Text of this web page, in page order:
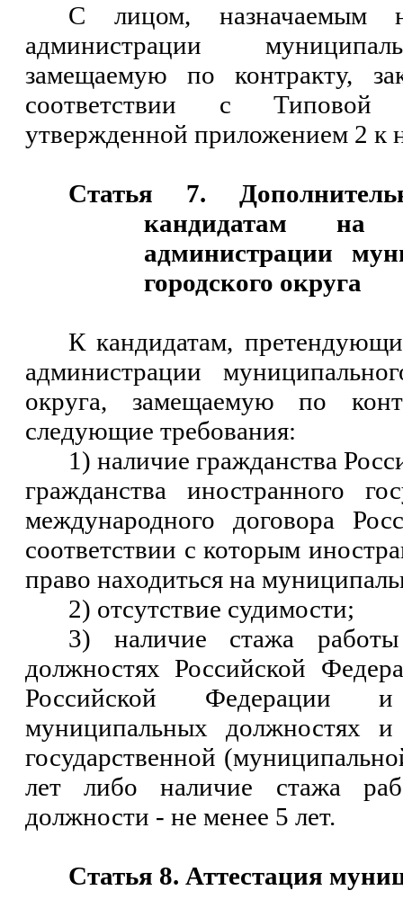
С лицом, назначаемым
администрации
замещаемую по контракту,
соответствии с Типовой
утвержденной приложением 2 к
Статья 7.
кандидатам на
администрации
городского округа
К кандидатам,
администрации
округа, замещаемую по
следующие требования:
1) наличие гражданства
гражданства иностранного
международного договора
соответствии с которым
право находиться на
2) отсутствие судимости;
3) наличие стажа работы
должностях Российской
Российской Федерации
муниципальных должностях
государственной
лет либо наличие стажа
должности - не менее 5 лет.
Статья 8. Аттестация